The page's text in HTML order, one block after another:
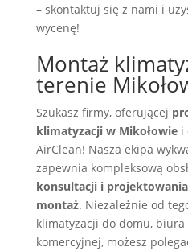
– skontaktuj się z nami i
wycenę!
Montaż
terenie
Szukasz firmy, oferującej
klimatyzacji w Mikołowiei
AirClean! Nasza ekipa
zapewnia kompleksową
konsultacji i
montaż. Niezależnie od
klimatyzacji do domu,
komercyjnej, możesz